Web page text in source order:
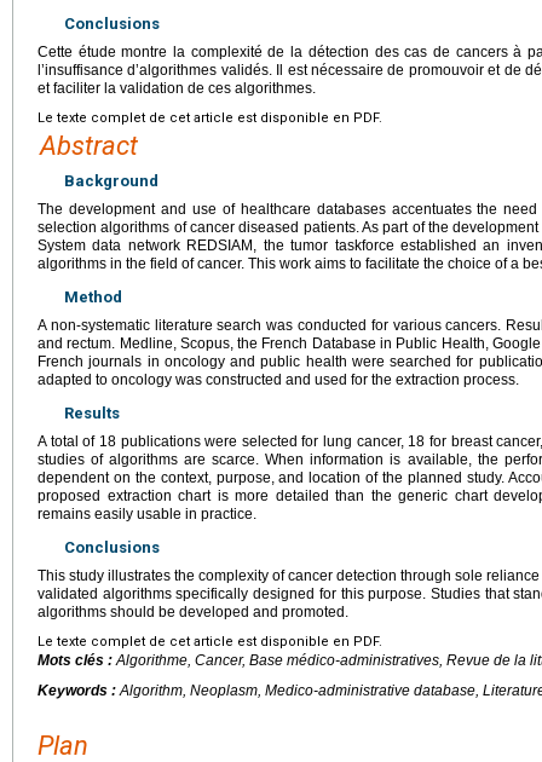
Conclusions
Cette étude montre la complexité de la détection des cas de cancers à
l’insuffisance d’algorithmes validés. Il est nécessaire de promouvoir et de
et faciliter la validation de ces algorithmes.
Le texte complet de cet article est disponible en PDF.
Abstract
Background
The development and use of healthcare databases accentuates the
selection algorithms of cancer diseased patients. As part of the
System data network REDSIAM, the tumor taskforce established an
algorithms in the field of cancer. This work aims to facilitate the choice of a
Method
A non-systematic literature search was conducted for various cancers.
and rectum. Medline, Scopus, the French Database in Public Health,
French journals in oncology and public health were searched for
adapted to oncology was constructed and used for the extraction process.
Results
A total of 18 publications were selected for lung cancer, 18 for breast
studies of algorithms are scarce. When information is available, the
dependent on the context, purpose, and location of the planned study.
proposed extraction chart is more detailed than the generic chart
remains easily usable in practice.
Conclusions
This study illustrates the complexity of cancer detection through sole
validated algorithms specifically designed for this purpose. Studies that
algorithms should be developed and promoted.
Le texte complet de cet article est disponible en PDF.
Mots clés : Algorithme, Cancer, Base médico-administratives, Revue de la
Keywords : Algorithm, Neoplasm, Medico-administrative database,
Plan